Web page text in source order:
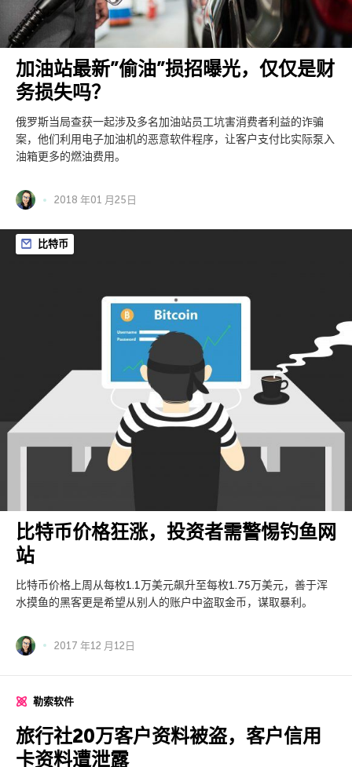
加油站最新”偷油”损招曝光，仅仅是财
务损失吗？
俄罗斯当局查获一起涉及多名加油站员工坑害消费者利益的诈骗
案，他们利用电子加油机的恶意软件程序，让客户支付比实际泵入
油箱更多的燃油费用。
2018 年01 月25日
比特币
比特币价格狂涨，投资者需警惕钓鱼网
站
比特币价格上周从每枚1.1万美元飙升至每枚1.75万美元，善于浑
水摸鱼的黑客更是希望从别人的账户中盗取金币，谋取暴利。
2017 年12 月12日
勒索软件
旅行社20万客户资料被盗，客户信用
卡资料遭泄露